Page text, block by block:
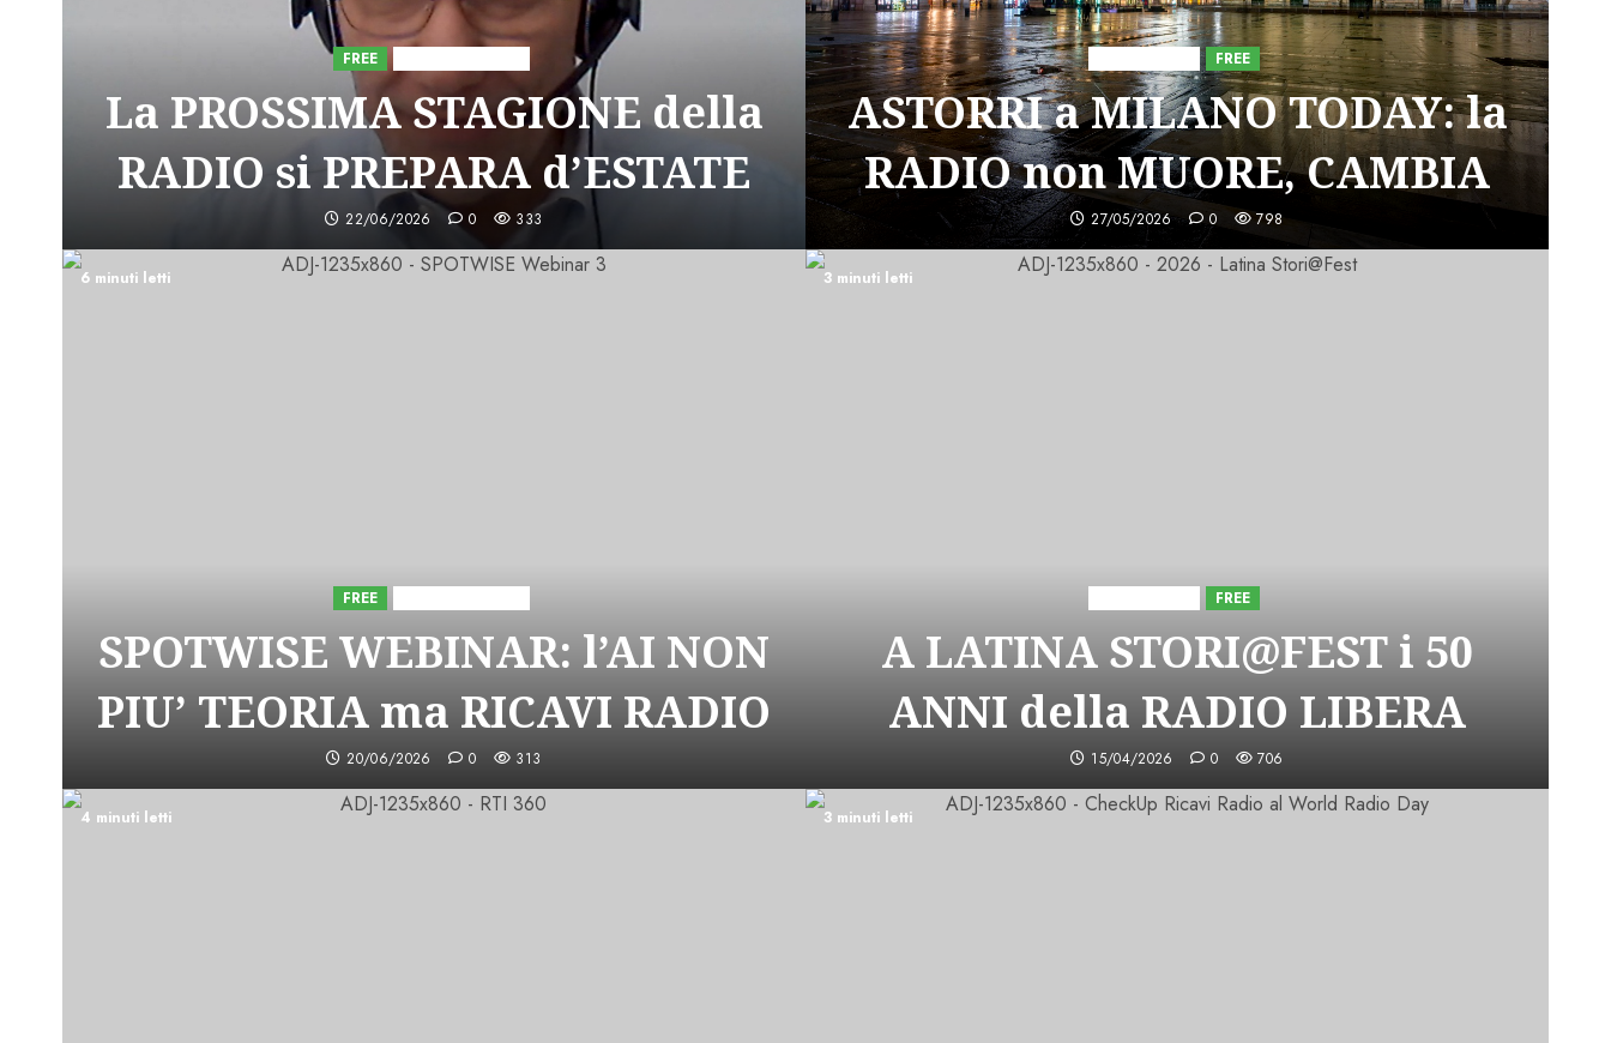
FREE
La PROSSIMA STAGIONE della
RADIO si PREPARA d’ESTATE
22/06/2026 0 333
6 minuti letti
FREE
SPOTWISE WEBINAR: l’AI NON
PIU’ TEORIA ma RICAVI RADIO
20/06/2026 0 313
4 minuti letti
FREE
ASTORRI a MILANO TODAY: la
RADIO non MUORE, CAMBIA
27/05/2026 0 798
3 minuti letti
FREE
A LATINA STORI@FEST i 50
ANNI della RADIO LIBERA
15/04/2026 0 706
3 minuti letti